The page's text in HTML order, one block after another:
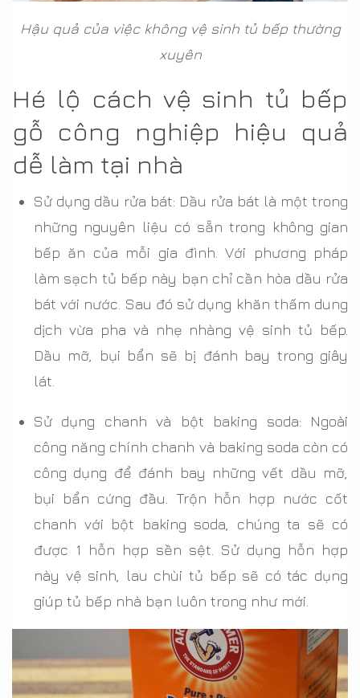
Hậu quả của việc không vệ sinh tủ bếp thường
xuyên
Hé lộ cách vệ sinh tủ bếp
gỗ công nghiệp hiệu quả
dễ làm tại nhà
Sử dụng dầu rửa bát: Dầu rửa bát là một trong
những nguyên liệu có sẵn trong không gian
bếp ăn của mỗi gia đình. Với phương pháp
làm sạch tủ bếp này bạn chỉ cần hòa dầu rửa
bát với nước. Sau đó sử dụng khăn thấm dung
dịch vừa pha và nhẹ nhàng vệ sinh tủ bếp.
Dầu mỡ, bụi bẩn sẽ bị đánh bay trong giây
lát.
Sử dụng chanh và bột baking soda: Ngoài
công năng chính chanh và baking soda còn có
công dụng để đánh bay những vết dầu mỡ,
bụi bẩn cứng đầu. Trộn hỗn hợp nước cốt
chanh với bột baking soda, chúng ta sẽ có
được 1 hỗn hợp sền sệt. Sử dụng hỗn hợp
này vệ sinh, lau chùi tủ bếp sẽ có tác dụng
giúp tủ bếp nhà bạn luôn trong như mới.